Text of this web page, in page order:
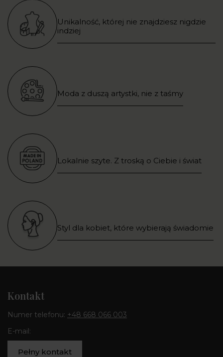
Unikalność, której nie znajdziesz nigdzie
indziej
Moda z duszą artystki, nie z taśmy
Lokalnie szyte. Z troską o Ciebie i świat
Styl dla kobiet, które wybierają świadomie
Kontakt
Numer telefonu: +48 668 066 003
E-mail:
Pełny kontakt